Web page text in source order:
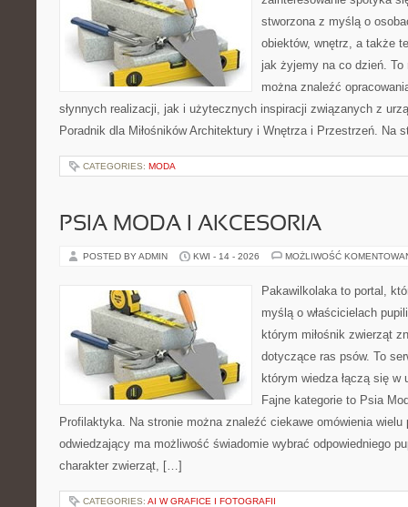
stworzona z myślą o
obiektów, wnętrz, a także
jak żyjemy na co dzień.
można znaleźć
słynnych realizacji, jak i użytecznych inspiracji związanych z
Poradnik dla Miłośników Architektury i Wnętrza i Przestrzeń.
CATEGORIES: MODA
PSIA MODA I AKCESORIA
POSTED BY ADMIN KWI - 14 - 2026 MOŻLIWOŚĆ
Pakawilkolaka to portal,
myślą o właścicielach
którym miłośnik zwierząt
dotyczące ras psów. To
którym wiedza łączą się w
Fajne kategorie to Psia
Profilaktyka. Na stronie można znaleźć ciekawe omówienia
odwiedzający ma możliwość świadomie wybrać odpowiedniego
charakter zwierząt, […]
CATEGORIES: AI W GRAFICE I FOTOGRAFII